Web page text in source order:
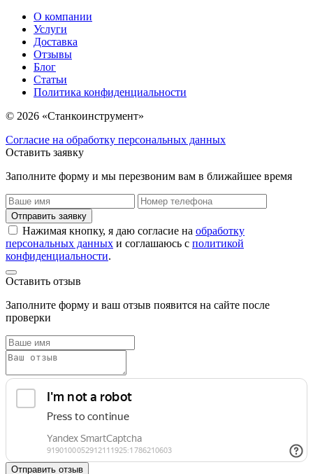
О компании
Услуги
Доставка
Отзывы
Блог
Статьи
Политика конфиденциальности
© 2026 «Станкоинструмент»
Согласие на обработку персональных данных
Оставить заявку
Заполните форму и мы перезвоним вам в ближайшее время
Отправить заявку
Нажимая кнопку, я даю согласие на обработку
персональных данных и соглашаюсь с политикой
конфиденциальности.
Оставить отзыв
Заполните форму и ваш отзыв появится на сайте после
проверки
Отправить отзыв